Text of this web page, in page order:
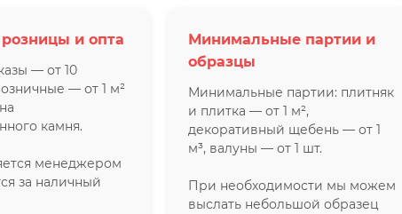
и опта
— от 10
— от 1 м²
камня.
менеджером
за наличный
Минимальные партии и
образцы
Минимальные партии: плитняк
и плитка — от 1 м²,
декоративный щебень — от 1
м³, валуны — от 1 шт.
При необходимости мы можем
выслать небольшой образец